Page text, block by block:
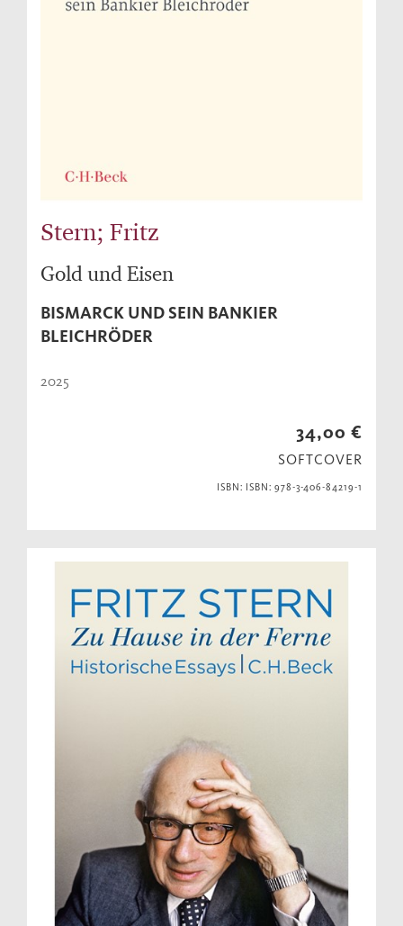
Stern; Fritz
Gold und Eisen
BISMARCK UND SEIN BANKIER
BLEICHRÖDER
2025
34,00 €
SOFTCOVER
ISBN: ISBN: 978-3-406-84219-1